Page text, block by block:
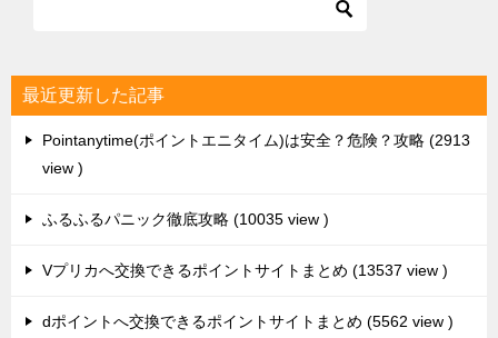
dポイントへ交換できるポイントサイトまとめ
infoQのポイント交換先・換金手順 9949 view
最近のコメント
ふるふるパニック徹底攻略に名無し より